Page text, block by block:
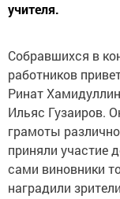
учителя.
Собравшихся в
работников
Ринат
Ильяс Гузаиров.
грамоты
приняли участие
сами виновники
наградили